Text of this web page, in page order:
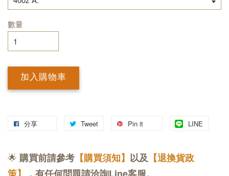
數量
加入購物車
分享 Tweet Pin it LINE
🌟 購買前請參考 【購買須知】 以及 【退換貨政